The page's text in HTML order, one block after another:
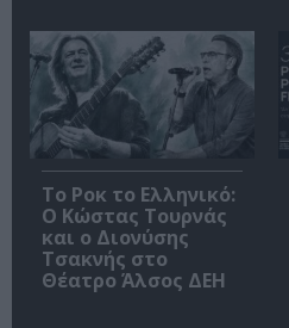
Το Ροκ το Ελληνικό:
Ο Κώστας Τουρνάς
και ο Διονύσης
Τσακνής στο
Θέατρο Άλσος ΔΕΗ